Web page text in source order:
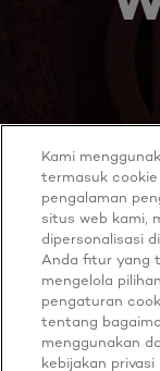
MORE TO EXPLORE
Youtube
Twitter
Privacy policy
Kami
termasuk
pengalaman
situs web kami,
dipersonalisasi
Anda fitur yang
mengelola
pengaturan
tentang
menggunakan
kebijakan privasi